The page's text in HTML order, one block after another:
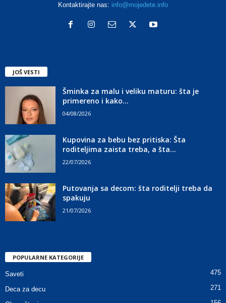
Kontaktirajte nas: info@mojedete.info
JOŠ VESTI
Šminka za malu i veliku maturu: šta je
primereno i kako...
04/08/2026
Kupovina za bebu bez pritiska: Šta
roditeljima zaista treba, a šta...
22/07/2026
Putovanja sa decom: šta roditelji treba da
spakuju
21/07/2026
POPULARNE KATEGORIJE
Saveti 475
Deca za decu 271